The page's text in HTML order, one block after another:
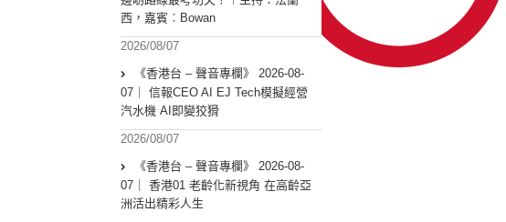
西，嘉賓︰Bowan
2026/08/07
《香港台 – 聲音專欄》 2026-08-
07｜ 信報CEO AI EJ Tech模擬經營
汽水機 AI即變狡猾
2026/08/07
《香港台 – 聲音專欄》 2026-08-
07｜ 香港01 老齡化新視角 在高齡亞
洲活出精彩人生